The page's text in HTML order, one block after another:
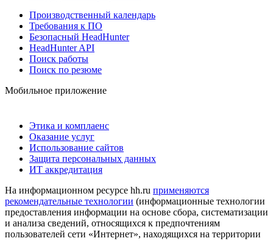
Производственный календарь
Требования к ПО
Безопасный HeadHunter
HeadHunter API
Поиск работы
Поиск по резюме
Мобильное приложение
Этика и комплаенс
Оказание услуг
Использование сайтов
Защита персональных данных
ИТ аккредитация
На информационном ресурсе hh.ru применяются
рекомендательные технологии (информационные технологии
предоставления информации на основе сбора, систематизации
и анализа сведений, относящихся к предпочтениям
пользователей сети «Интернет», находящихся на территории